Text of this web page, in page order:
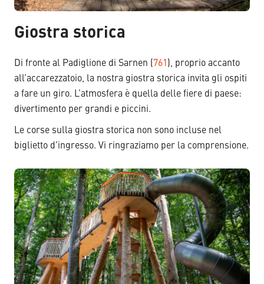
Giostra storica
Di fronte al Padiglione di Sarnen (761 ), proprio accanto
all’accarezzatoio, la nostra giostra storica invita gli ospiti
a fare un giro. L’atmosfera è quella delle fiere di paese:
divertimento per grandi e piccini.
Le corse sulla giostra storica non sono incluse nel
biglietto d’ingresso. Vi ringraziamo per la comprensione.